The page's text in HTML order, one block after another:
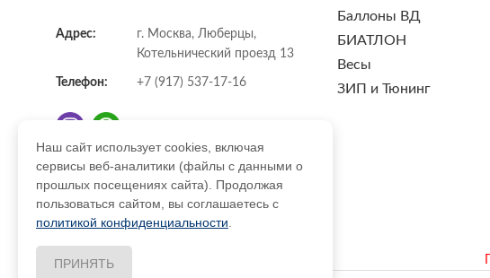
Адрес:
г. Москва, Люберцы,
Котельнический проезд 13
Телефон: +7 (917) 537-17-16
E-mail: info@DrozdPcp.ru
Баллоны ВД
БИАТЛОН
Весы
ЗИП и Тюнинг
Наш сайт использует cookies, включая
сервисы веб-аналитики (файлы с данными о
прошлых посещениях сайта). Продолжая
пользоваться сайтом, вы соглашаетесь с
политикой конфиденциальности
ПРИНЯТЬ